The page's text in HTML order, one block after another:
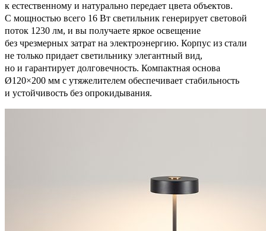
к естественному и натурально передает цвета объектов.
С мощностью всего 16 Вт светильник генерирует световой
поток 1230 лм, и вы получаете яркое освещение
без чрезмерных затрат на электроэнергию. Корпус из стали
не только придает светильнику элегантный вид,
но и гарантирует долговечность. Компактная основа
Ø120×200 мм с утяжелителем обеспечивает стабильность
и устойчивость без опрокидывания.